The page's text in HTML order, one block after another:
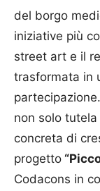
del borgo
iniziative più
street art e il
trasformata in
non solo
concreta di
progetto
Codacons in